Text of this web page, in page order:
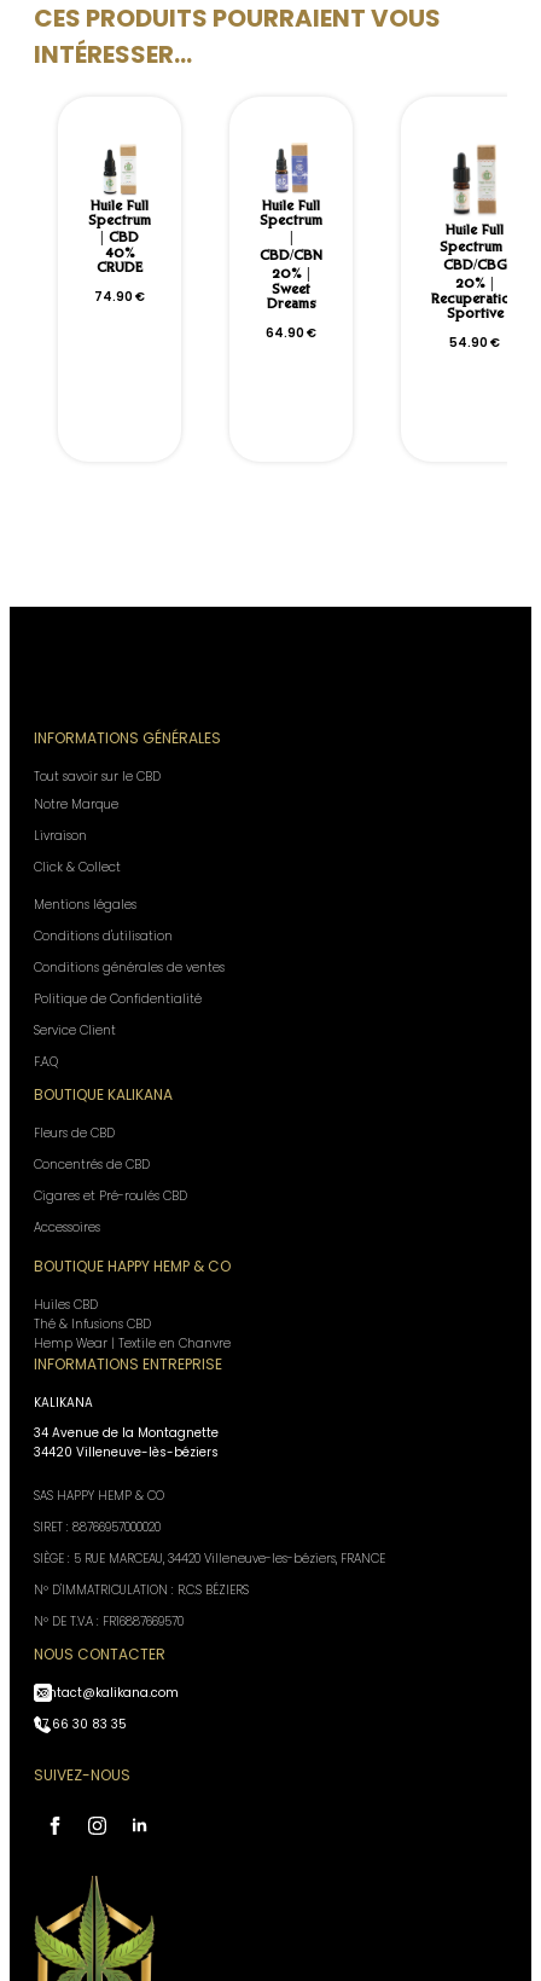
CES PRODUITS POURRAIENT VOUS
INTÉRESSER...
Huile Full
Spectrum
| CBD
40%
CRUDE
74.90 €
Huile Full
Spectrum
CBD/CBN
20% |
Sweet
Dreams
64.90 €
Huile Full
Spectrum |
CBD/CBG
20% |
Récupération
Sportive
54.90 €
INFORMATIONS GÉNÉRALES
Tout savoir sur le CBD
Notre Marque
Livraison
Click & Collect
Mentions légales
Conditions d'utilisation
Conditions générales de ventes
Politique de Confidentialité
Service Client
F.A.Q
BOUTIQUE KALIKANA
Fleurs de CBD
Concentrés de CBD
Cigares et Pré-roulés CBD
Accessoires
BOUTIQUE HAPPY HEMP & CO
Huiles CBD
Thé & Infusions CBD
Hemp Wear | Textile en Chanvre
INFORMATIONS ENTREPRISE
KALIKANA
34 Avenue de la Montagnette
34420 Villeneuve-lès-béziers
SAS HAPPY HEMP & CO
SIRET : 88766957000020
SIÈGE : 5 RUE MARCEAU, 34420 Villeneuve-les-béziers, FRANCE
N° D'IMMATRICULATION : R.C.S BÉZIERS
N° DE T.V.A : FR16887669570
NOUS CONTACTER
contact@kalikana.com
07 66 30 83 35
SUIVEZ-NOUS
IA, réponses instantanées,